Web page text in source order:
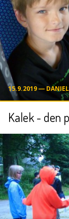
15.9.2019 ―
Kalek - den